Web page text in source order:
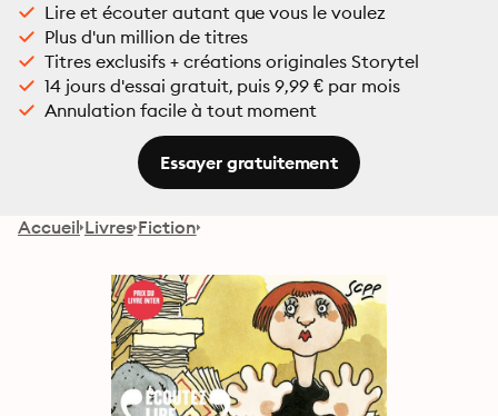
Lire et écouter autant que vous le voulez
Plus d'un million de titres
Titres exclusifs + créations originales Storytel
14 jours d'essai gratuit, puis 9,99 € par mois
Annulation facile à tout moment
Essayer gratuitement
Accueil Livres Fiction